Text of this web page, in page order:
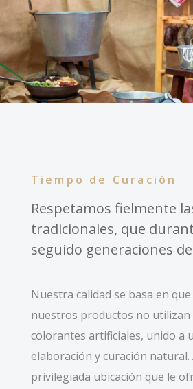
Tiempo de Curación
Respetamos fielmente
tradicionales, que
seguido generaciones
Nuestra calidad se basa en
nuestros productos no utilizan
colorantes artificiales, unido a
elaboración y curación natural.
privilegiada ubicación que le